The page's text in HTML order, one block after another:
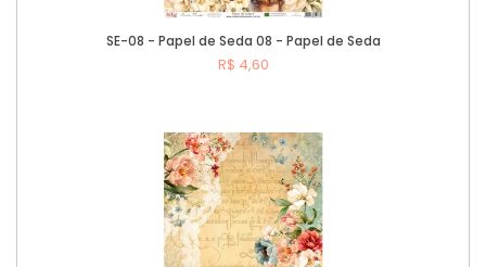
SE-08 - Papel de Seda 08 - Papel de Seda
R$ 4,60